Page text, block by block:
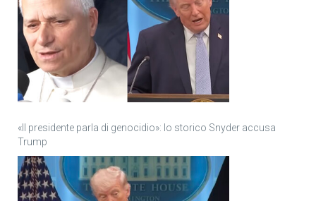
«Il presidente parla di genocidio»: lo storico Snyder accusa
Trump